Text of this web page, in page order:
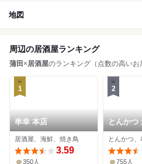
地図
周辺の居酒屋ランキング
蒲田 ×居酒屋のランキング（点数の高いお
1
串幸 本店
居酒屋、海鮮、焼き鳥
3.59
350人
2
とんかつ
とんかつ
755人